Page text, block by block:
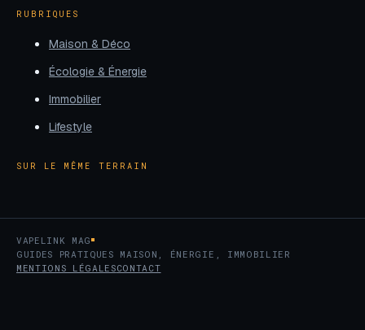
RUBRIQUES
Maison & Déco
Écologie & Énergie
Immobilier
Lifestyle
SUR LE MÊME TERRAIN
VAPELINK MAG
GUIDES PRATIQUES MAISON, ÉNERGIE, IMMOBILIER
MENTIONS LÉGALESCONTACT